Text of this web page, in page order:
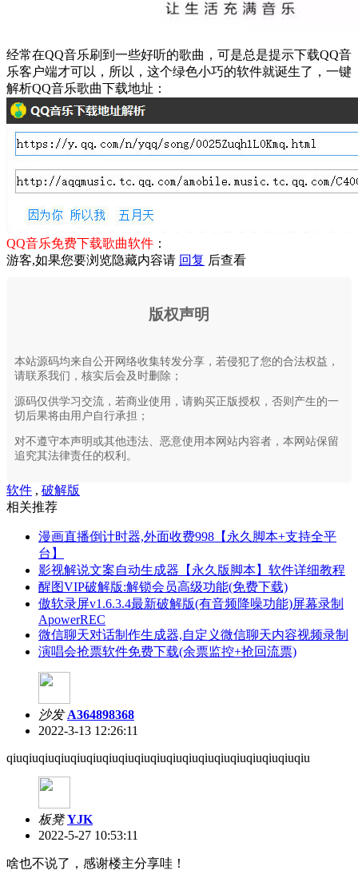
经常在QQ音乐刷到一些好听的歌曲，可是总是提示下载QQ音
乐客户端才可以，所以，这个绿色小巧的软件就诞生了，一键
解析QQ音乐歌曲下载地址：
QQ音乐免费下载歌曲软件 ：
游客,如果您要浏览隐藏内容请 回复 后查看
版权声明
本站源码均来自公开网络收集转发分享，若侵犯了您的合法权益，
请联系我们，核实后会及时删除；
源码仅供学习交流，若商业使用，请购买正版授权，否则产生的一
切后果将由用户自行承担；
对不遵守本声明或其他违法、恶意使用本网站内容者，本网站保留
追究其法律责任的权利。
软件 , 破解版
相关推荐
漫画直播倒计时器,外面收费998【永久脚本+支持全平
台】
影视解说文案自动生成器【永久版脚本】软件详细教程
醒图VIP破解版:解锁会员高级功能(免费下载)
傲软录屏v1.6.3.4最新破解版(有音频降噪功能)屏幕录制
ApowerREC
微信聊天对话制作生成器,自定义微信聊天内容视频录制
演唱会抢票软件免费下载(余票监控+抢回流票)
沙发 A364898368
2022-3-13 12:26:11
qiuqiuqiuqiuqiuqiuqiuqiuqiuqiuqiuqiuqiuqiuqiuqiuqiuqiuqiu
板凳 YJK
2022-5-27 10:53:11
啥也不说了，感谢楼主分享哇！